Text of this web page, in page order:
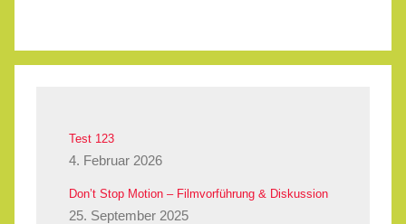
Test 123
4. Februar 2026
Don’t Stop Motion – Filmvorführung & Diskussion
25. September 2025